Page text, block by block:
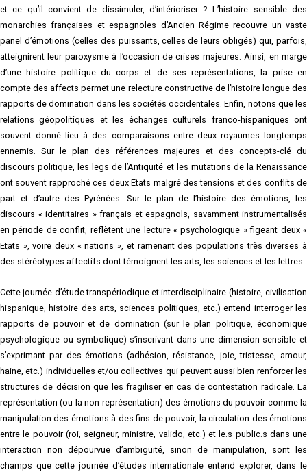
et ce qu’il convient de dissimuler, d’intérioriser ? L’histoire sensible des
monarchies françaises et espagnoles d’Ancien Régime recouvre un vaste
panel d’émotions (celles des puissants, celles de leurs obligés) qui, parfois,
atteignirent leur paroxysme à l’occasion de crises majeures. Ainsi, en marge
d’une histoire politique du corps et de ses représentations, la prise en
compte des affects permet une relecture constructive de l’histoire longue des
rapports de domination dans les sociétés occidentales. Enfin, notons que les
relations géopolitiques et les échanges culturels franco-hispaniques ont
souvent donné lieu à des comparaisons entre deux royaumes longtemps
ennemis. Sur le plan des références majeures et des concepts-clé du
discours politique, les legs de l’Antiquité et les mutations de la Renaissance
ont souvent rapproché ces deux Etats malgré des tensions et des conflits de
part et d’autre des Pyrénées. Sur le plan de l’histoire des émotions, les
discours « identitaires » français et espagnols, savamment instrumentalisés
en période de conflit, reflètent une lecture « psychologique » figeant deux «
Etats », voire deux « nations », et ramenant des populations très diverses à
des stéréotypes affectifs dont témoignent les arts, les sciences et les lettres.
Cette journée d’étude transpériodique et interdisciplinaire (histoire, civilisation
hispanique, histoire des arts, sciences politiques, etc.) entend interroger les
rapports de pouvoir et de domination (sur le plan politique, économique
psychologique ou symbolique) s’inscrivant dans une dimension sensible et
s’exprimant par des émotions (adhésion, résistance, joie, tristesse, amour,
haine, etc.) individuelles et/ou collectives qui peuvent aussi bien renforcer les
structures de décision que les fragiliser en cas de contestation radicale. La
représentation (ou la non-représentation) des émotions du pouvoir comme la
manipulation des émotions à des fins de pouvoir, la circulation des émotions
entre le pouvoir (roi, seigneur, ministre, valido, etc.) et le.s public.s dans une
interaction non dépourvue d’ambiguïté, sinon de manipulation, sont les
champs que cette journée d’études internationale entend explorer, dans le